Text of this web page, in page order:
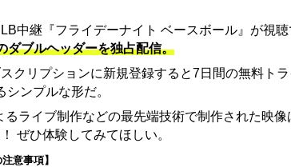
中継『フライデーナイト ベースボール』が視
ダブルヘッダーを独占配信。
クリプションに新規登録すると7日間の無料ト
シンプルな形だ。
ライブ制作などの最先端技術で制作された映像
ぜひ体験してみてほしい。
意事項】